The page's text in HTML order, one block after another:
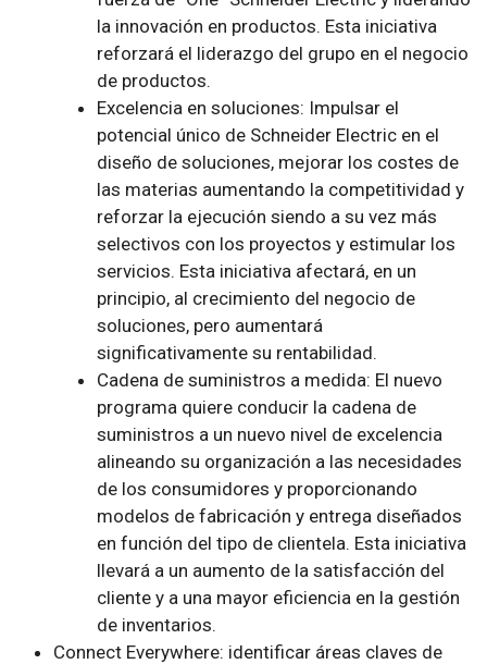
la innovación en productos. Esta iniciativa
reforzará el liderazgo del grupo en el negocio
de productos.
Excelencia en soluciones: Impulsar el
potencial único de Schneider Electric en el
diseño de soluciones, mejorar los costes de
las materias aumentando la competitividad y
reforzar la ejecución siendo a su vez más
selectivos con los proyectos y estimular los
servicios. Esta iniciativa afectará, en un
principio, al crecimiento del negocio de
soluciones, pero aumentará
significativamente su rentabilidad.
Cadena de suministros a medida: El nuevo
programa quiere conducir la cadena de
suministros a un nuevo nivel de excelencia
alineando su organización a las necesidades
de los consumidores y proporcionando
modelos de fabricación y entrega diseñados
en función del tipo de clientela. Esta iniciativa
llevará a un aumento de la satisfacción del
cliente y a una mayor eficiencia en la gestión
de inventarios.
Connect Everywhere: identificar áreas claves de